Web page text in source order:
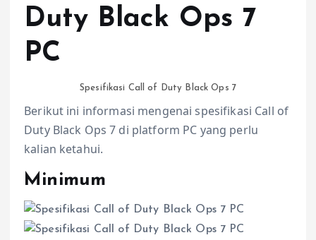
Duty Black Ops 7
PC
Spesifikasi Call of Duty Black Ops 7
Berikut ini informasi mengenai spesifikasi Call of
Duty Black Ops 7 di platform PC yang perlu
kalian ketahui.
Minimum